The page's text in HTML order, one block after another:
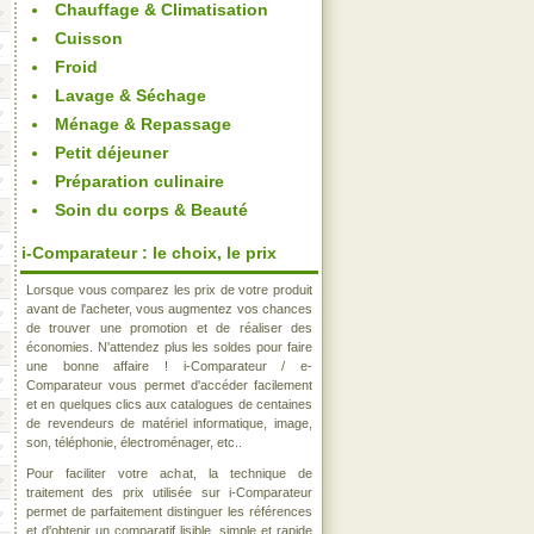
Chauffage & Climatisation
Cuisson
Froid
Lavage & Séchage
Ménage & Repassage
Petit déjeuner
Préparation culinaire
Soin du corps & Beauté
i-Comparateur : le choix, le prix
Lorsque vous comparez les prix de votre produit
avant de l'acheter, vous augmentez vos chances
de trouver une promotion et de réaliser des
économies. N'attendez plus les soldes pour faire
une bonne affaire ! i-Comparateur / e-
Comparateur vous permet d'accéder facilement
et en quelques clics aux catalogues de centaines
de revendeurs de matériel informatique, image,
son, téléphonie, électroménager, etc..
Pour faciliter votre achat, la technique de
traitement des prix utilisée sur i-Comparateur
permet de parfaitement distinguer les références
et d'obtenir un comparatif lisible, simple et rapide